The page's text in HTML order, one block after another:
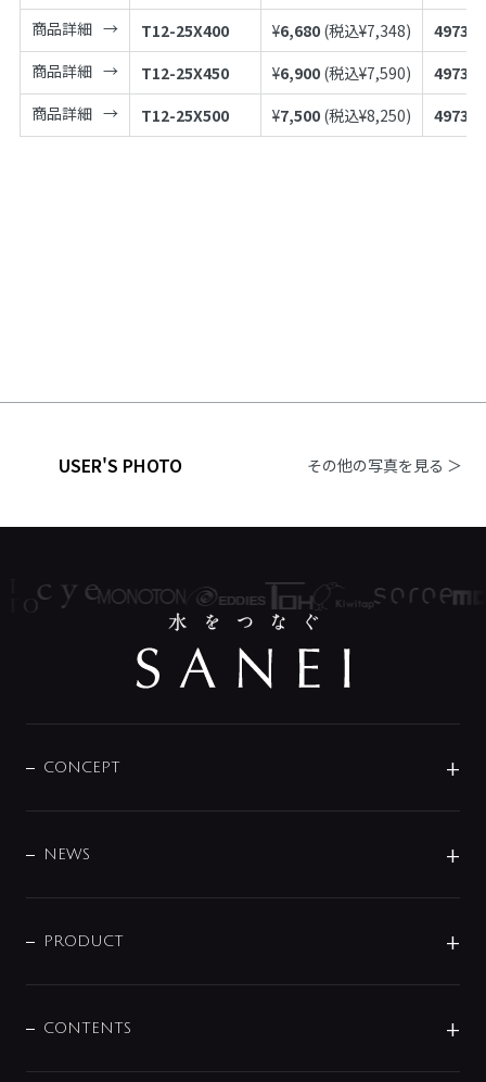
商品詳細
T12-25X400 ¥6,680 (税込¥7,348)
商品詳細
T12-25X450 ¥6,900 (税込¥7,590)
商品詳細
T12-25X500 ¥7,500 (税込¥8,250)
USER'S PHOTO その他の写真を見る ＞
CONCEPT
DESIGN
NEWS
商品に関して
その他
PRODUCT
センサー・タッチ水栓
CONTENTS